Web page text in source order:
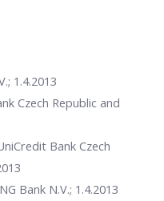
1.4.2013
Czech Republic and
Bank Czech
Bank N.V.; 1.4.2013